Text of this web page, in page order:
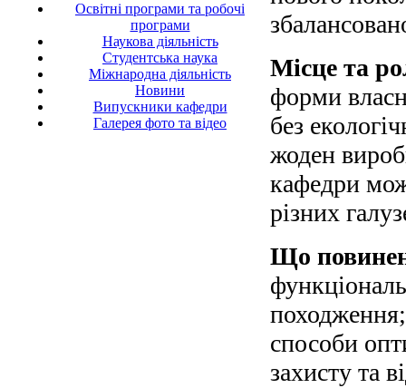
Освітні програми та робочі
програми
Наукова діяльність
Студентська наука
Міжнародна діяльність
Новини
Випускники кафедри
Галерея фото та відео
Місце та
форми
без
жоден
кафедри
різних
Що
способи
захисту та